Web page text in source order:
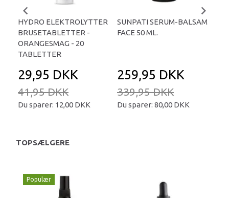
HYDRO ELEKTROLYTTER
BRUSETABLETTER -
ORANGESMAG - 20
TABLETTER
29,95 DKK
41,95 DKK
Du sparer: 12,00 DKK
SUNPATI SERUM-BALSAM
FACE 50 ML.
259,95 DKK
339,95 DKK
Du sparer: 80,00 DKK
TOPSÆLGERE
Populær